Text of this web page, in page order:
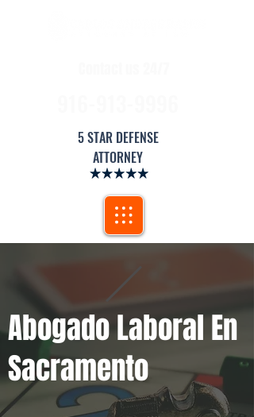
5 STAR DEFENSE
ATTORNEY
Abogado Laboral En
Sacramento